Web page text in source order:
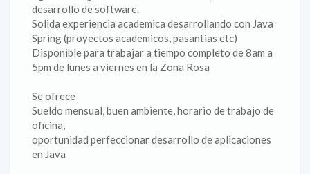
desarrollo de software.
Solida experiencia academica desarrollando con Java
Spring (proyectos academicos, pasantias etc)
Disponible para trabajar a tiempo completo de 8am a
5pm de lunes a viernes en la Zona Rosa
Se ofrece
Sueldo mensual, buen ambiente, horario de trabajo de
oficina,
oportunidad perfeccionar desarrollo de aplicaciones
en Java